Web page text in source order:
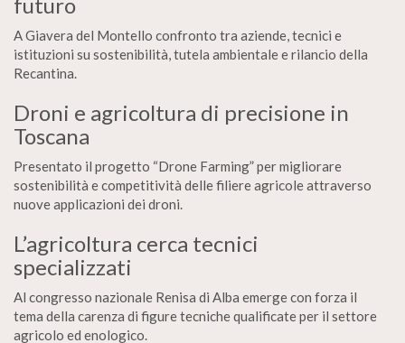
A Giavera del Montello confronto tra aziende, tecnici e
istituzioni su sostenibilità, tutela ambientale e rilancio della
Recantina.
Droni e agricoltura di precisione in
Toscana
Presentato il progetto “Drone Farming” per migliorare
sostenibilità e competitività delle filiere agricole attraverso
nuove applicazioni dei droni.
L’agricoltura cerca tecnici
specializzati
Al congresso nazionale Renisa di Alba emerge con forza il
tema della carenza di figure tecniche qualificate per il settore
agricolo ed enologico.